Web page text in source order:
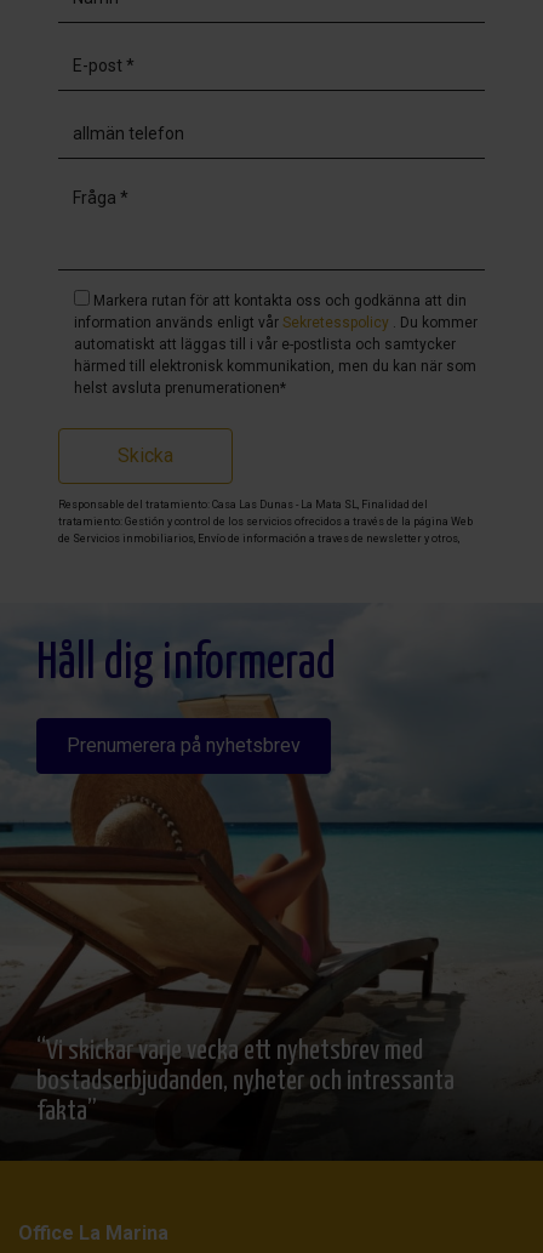
Markera rutan för att kontakta oss och godkänna att din
information används enligt vår Sekretesspolicy
. Du kommer
automatiskt att läggas till i vår e-postlista och samtycker
härmed till elektronisk kommunikation, men du kan när som
helst avsluta prenumerationen*
Skicka
Responsable del tratamiento: Casa Las Dunas - La Mata SL, Finalidad del
tratamiento: Gestión y control de los servicios ofrecidos a través de la página Web
de Servicios inmobiliarios, Envío de información a traves de newsletter y otros,
detallada sobre protección de datos
Håll dig informerad
Prenumerera på nyhetsbrev
“Vi skickar varje vecka ett nyhetsbrev med
bostadserbjudanden, nyheter och intressanta
fakta”
Office La Marina